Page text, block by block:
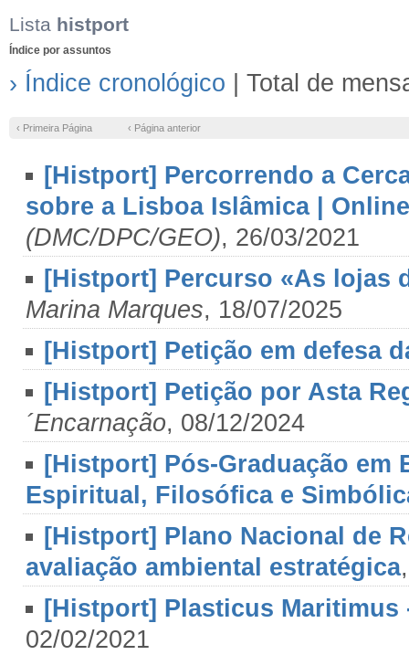
Lista histport
Índice por assuntos
› Índice cronológico | Total de
‹ Primeira Página ‹ Página anterior
[Histport] Percorrendo a
sobre a Lisboa Islâmica |
(DMC/DPC/GEO), 26/03/2021
[Histport] Percurso «As lojas
Marina Marques, 18/07/2025
[Histport] Petição em defesa
[Histport] Petição por Asta
´Encarnação, 08/12/2024
[Histport] Pós-Graduação em
Espiritual, Filosófica e
[Histport] Plano Nacional de
avaliação ambiental estratégica
[Histport] Plasticus
02/02/2021